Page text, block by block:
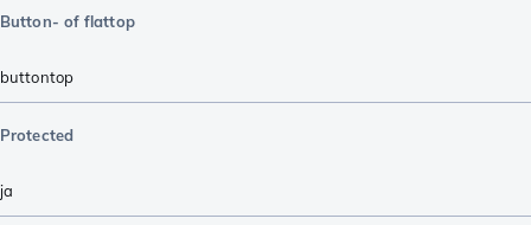
Button- of flattop
buttontop
Protected
ja